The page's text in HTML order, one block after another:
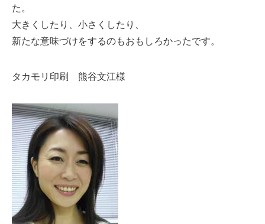
た。
大きくしたり、小さくしたり、
新たな意味づけをするのもおもしろかったです。
タカモリ印刷 熊谷文江様